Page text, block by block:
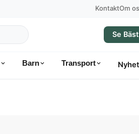
KontaktOm
Se
Barn Transport